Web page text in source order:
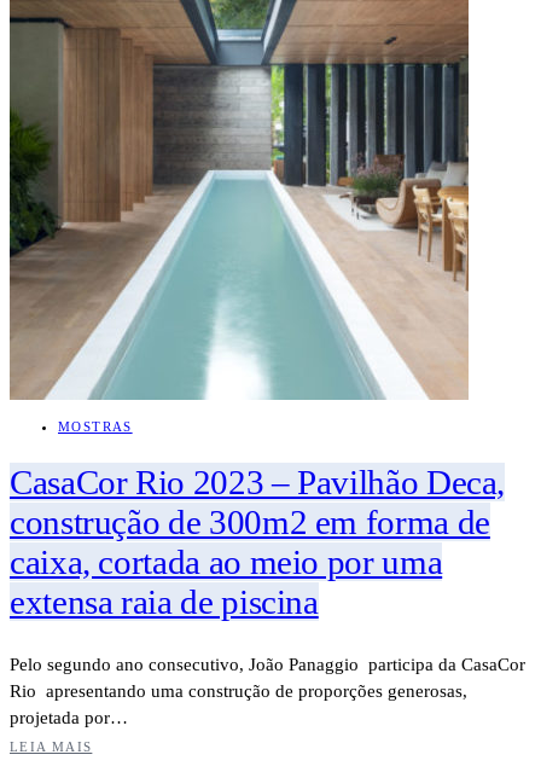
MOSTRAS
CasaCor Rio 2023 – Pavilhão Deca,
construção de 300m2 em forma de
caixa, cortada ao meio por uma
extensa raia de piscina
Pelo segundo ano consecutivo, João Panaggio participa da CasaCor
Rio apresentando uma construção de proporções generosas,
projetada por…
LEIA MAIS